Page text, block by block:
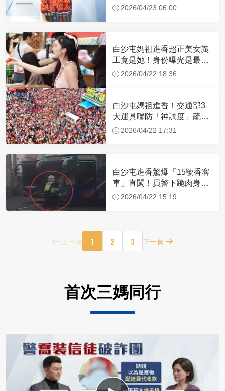
幕2026/04/23 06:00
白沙屯媽祖進香超正美女義
工竟是她！身份曝光是最美
禮生 一輩子不結婚
2026/04/22 18:36
白沙屯媽祖進香！交通部3
大運具聯防「神調度」疏運
32.1萬創新高
2026/04/22 17:31
白沙屯進香驚爆「15號香客
車」直闖！員警下跪肉身擋
車：讓行人先過
2026/04/22 15:19
上一頁 1 2 3 下一頁
首次三媽同行